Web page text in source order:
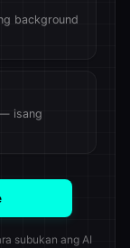
background
isang
subukan ang AI